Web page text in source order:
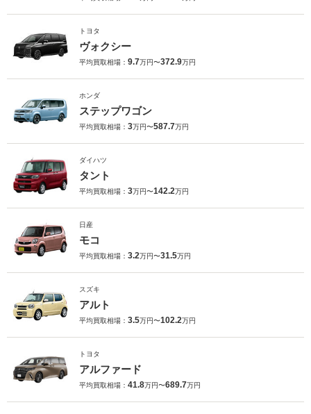
トヨタ
ヴォクシー
平均買取相場： 9.7万円〜372.9万円
ホンダ
ステップワゴン
平均買取相場： 3万円〜587.7万円
ダイハツ
タント
平均買取相場： 3万円〜142.2万円
日産
モコ
平均買取相場： 3.2万円〜31.5万円
スズキ
アルト
平均買取相場： 3.5万円〜102.2万円
トヨタ
アルファード
平均買取相場： 41.8万円〜689.7万円